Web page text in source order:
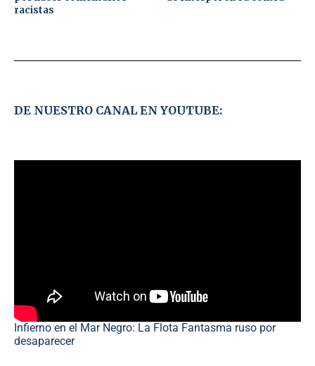
racistas
DE NUESTRO CANAL EN YOUTUBE:
Infierno en el Mar Negro: La Flota Fantasma ruso por
desaparecer